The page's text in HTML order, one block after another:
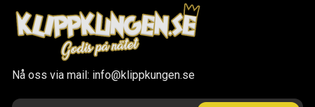
Nå oss via mail: info@klippkungen.se